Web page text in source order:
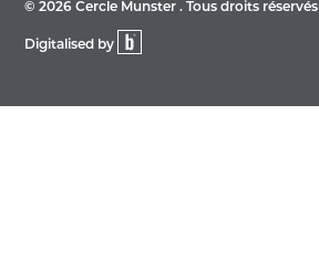
© 2026 Cercle Munster . Tous droits réservés
Digitalised by